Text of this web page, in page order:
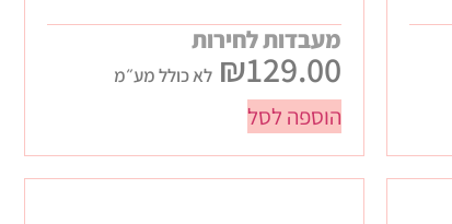
מעבדות לחירות
₪129.00 לא כולל מע״מ
הוספה לסל